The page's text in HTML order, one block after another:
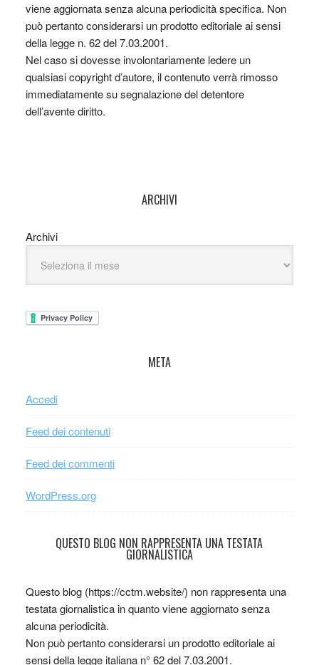
viene aggiornata senza alcuna periodicità specifica. Non
può pertanto considerarsi un prodotto editoriale ai sensi
della legge n. 62 del 7.03.2001.
Nel caso si dovesse involontariamente ledere un
qualsiasi copyright d’autore, il contenuto verrà rimosso
immediatamente su segnalazione del detentore
dell’avente diritto.
ARCHIVI
Archivi
META
Accedi
Feed dei contenuti
Feed dei commenti
WordPress.org
QUESTO BLOG NON RAPPRESENTA UNA TESTATA
GIORNALISTICA
Questo blog (https://cctm.website/) non rappresenta una
testata giornalistica in quanto viene aggiornato senza
alcuna periodicità.
Non può pertanto considerarsi un prodotto editoriale ai
sensi della legge italiana n° 62 del 7.03.2001.